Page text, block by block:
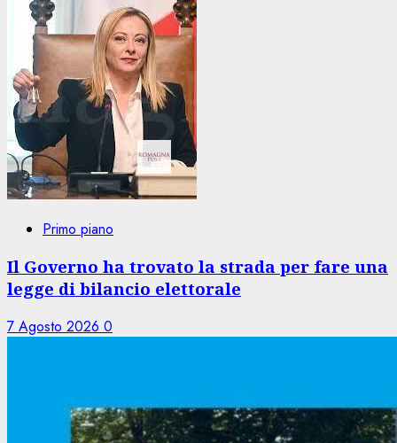
Primo piano
Il Governo ha trovato la strada per fare una
legge di bilancio elettorale
7 Agosto 2026 0